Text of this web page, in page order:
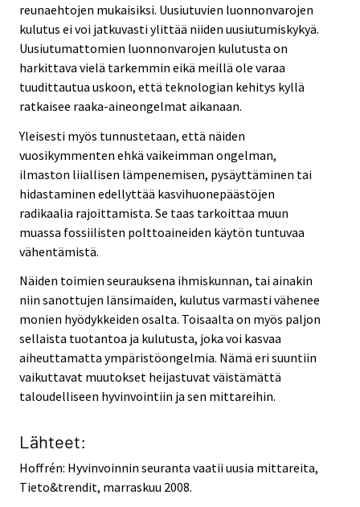
reunaehtojen mukaisiksi. Uusiutuvien luonnonvarojen
kulutus ei voi jatkuvasti ylittää niiden uusiutumiskykyä.
Uusiutumattomien luonnonvarojen kulutusta on
harkittava vielä tarkemmin eikä meillä ole varaa
tuudittautua uskoon, että teknologian kehitys kyllä
ratkaisee raaka-aineongelmat aikanaan.
Yleisesti myös tunnustetaan, että näiden
vuosikymmenten ehkä vaikeimman ongelman,
ilmaston liiallisen lämpenemisen, pysäyttäminen tai
hidastaminen edellyttää kasvihuonepäästöjen
radikaalia rajoittamista. Se taas tarkoittaa muun
muassa fossiilisten polttoaineiden käytön tuntuvaa
vähentämistä.
Näiden toimien seurauksena ihmiskunnan, tai ainakin
niin sanottujen länsimaiden, kulutus varmasti vähenee
monien hyödykkeiden osalta. Toisaalta on myös paljon
sellaista tuotantoa ja kulutusta, joka voi kasvaa
aiheuttamatta ympäristöongelmia. Nämä eri suuntiin
vaikuttavat muutokset heijastuvat väistämättä
taloudelliseen hyvinvointiin ja sen mittareihin.
Lähteet:
Hoffrén: Hyvinvoinnin seuranta vaatii uusia mittareita,
Tieto&trendit, marraskuu 2008.